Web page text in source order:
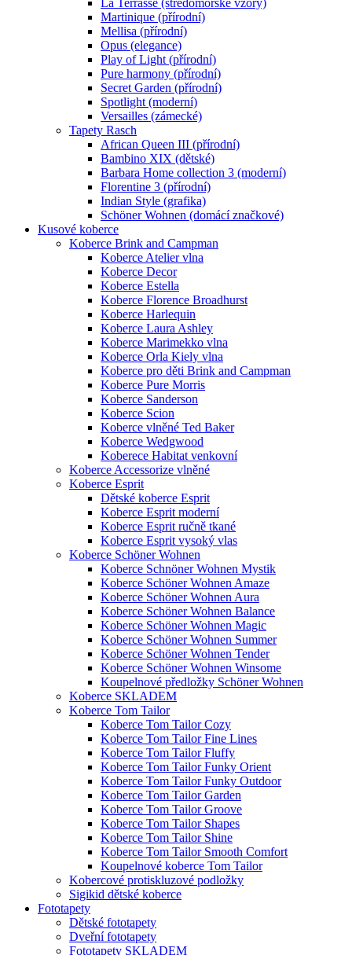
Martinique (přírodní)
Mellisa (přírodní)
Opus (elegance)
Play of Light (přírodní)
Pure harmony (přírodní)
Secret Garden (přírodní)
Spotlight (moderní)
Versailles (zámecké)
Tapety Rasch
African Queen III (přírodní)
Bambino XIX (dětské)
Barbara Home collection 3 (moderní)
Florentine 3 (přírodní)
Indian Style (grafika)
Schöner Wohnen (domácí značkové)
Kusové koberce
Koberce Brink and Campman
Koberce Atelier vlna
Koberce Decor
Koberce Estella
Koberce Florence Broadhurst
Koberce Harlequin
Koberce Laura Ashley
Koberce Marimekko vlna
Koberce Orla Kiely vlna
Koberce pro děti Brink and Campman
Koberce Pure Morris
Koberce Sanderson
Koberce Scion
Koberce vlněné Ted Baker
Koberce Wedgwood
Koberece Habitat venkovní
Koberce Accessorize vlněné
Koberce Esprit
Dětské koberce Esprit
Koberce Esprit moderní
Koberce Esprit ručně tkané
Koberce Esprit vysoký vlas
Koberce Schöner Wohnen
Koberce Schnöner Wohnen Mystik
Koberce Schöner Wohnen Amaze
Koberce Schöner Wohnen Aura
Koberce Schöner Wohnen Balance
Koberce Schöner Wohnen Magic
Koberce Schöner Wohnen Summer
Koberce Schöner Wohnen Tender
Koberce Schöner Wohnen Winsome
Koupelnové předložky Schöner Wohnen
Koberce SKLADEM
Koberce Tom Tailor
Koberce Tom Tailor Cozy
Koberce Tom Tailor Fine Lines
Koberce Tom Tailor Fluffy
Koberce Tom Tailor Funky Orient
Koberce Tom Tailor Funky Outdoor
Koberce Tom Tailor Garden
Koberce Tom Tailor Groove
Koberce Tom Tailor Shapes
Koberce Tom Tailor Shine
Koberce Tom Tailor Smooth Comfort
Koupelnové koberce Tom Tailor
Kobercové protiskluzové podložky
Sigikid dětské koberce
Fototapety
Dětské fototapety
Dveřní fototapety
Fototapety SKLADEM